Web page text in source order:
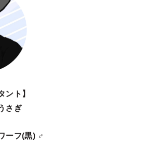
ント】
さぎ
ーフ(黒) ♂